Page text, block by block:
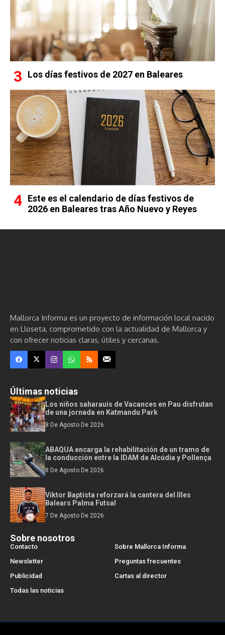
Los días festivos de 2027 en Baleares
Este es el calendario de días festivos de
2026 en Baleares tras Año Nuevo y Reyes
Mallorca Informa es un proyecto de información local nacido
en Lloseta, comprometido con la actualidad de Mallorca y
con ofrecer noticias claras, útiles y cercanas.
Últimas noticias
Los niños saharauis de Vacances en Pau disfrutan
de una jornada en Katmandu Park
8 De Agosto De 2026
ABAQUA encarga la rehabilitación de un tramo de
la conducción entre la IDAM de Alcúdia y Pollença
8 De Agosto De 2026
Viktor Baptista reforzará la cantera del Illes
Balears Palma Futsal
7 De Agosto De 2026
Sobre nosotros
Contacto
Sobre Mallorca Informa
Newsletter
Preguntas frecuentes
Publicidad
Cartas al director
Todas las noticias